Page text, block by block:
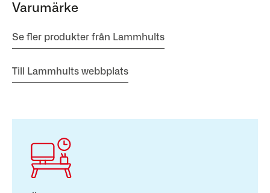
Varumärke
Se fler produkter från Lammhults
Till Lammhults webbplats